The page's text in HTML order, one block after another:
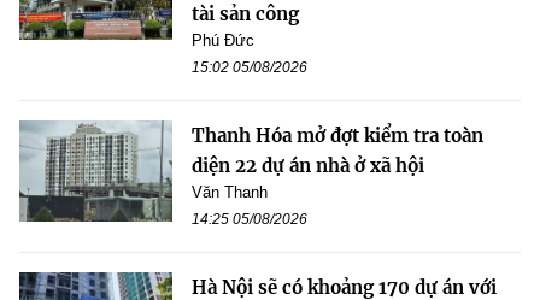
tài sản công
Phú Đức
15:02 05/08/2026
Thanh Hóa mở đợt kiểm tra toàn
diện 22 dự án nhà ở xã hội
Văn Thanh
14:25 05/08/2026
Hà Nội sẽ có khoảng 170 dự án với